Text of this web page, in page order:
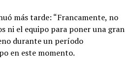
más tarde: “Francamente, no
ni el equipo para poner una gran
durante un período
en este momento.